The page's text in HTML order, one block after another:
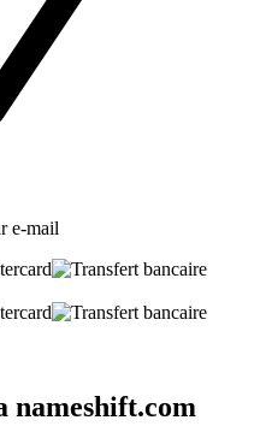
e-mail
nameshift.com